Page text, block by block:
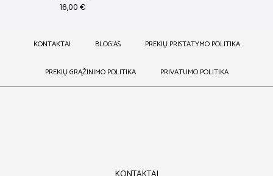
16,00 €
KONTAKTAI BLOG`AS PREKIŲ PRISTATYMO POLITIKA
PREKIŲ GRĄŽINIMO POLITIKA PRIVATUMO POLITIKA